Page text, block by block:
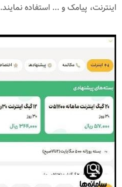
اینترنت، پیامک و ... استفاده نمایند.